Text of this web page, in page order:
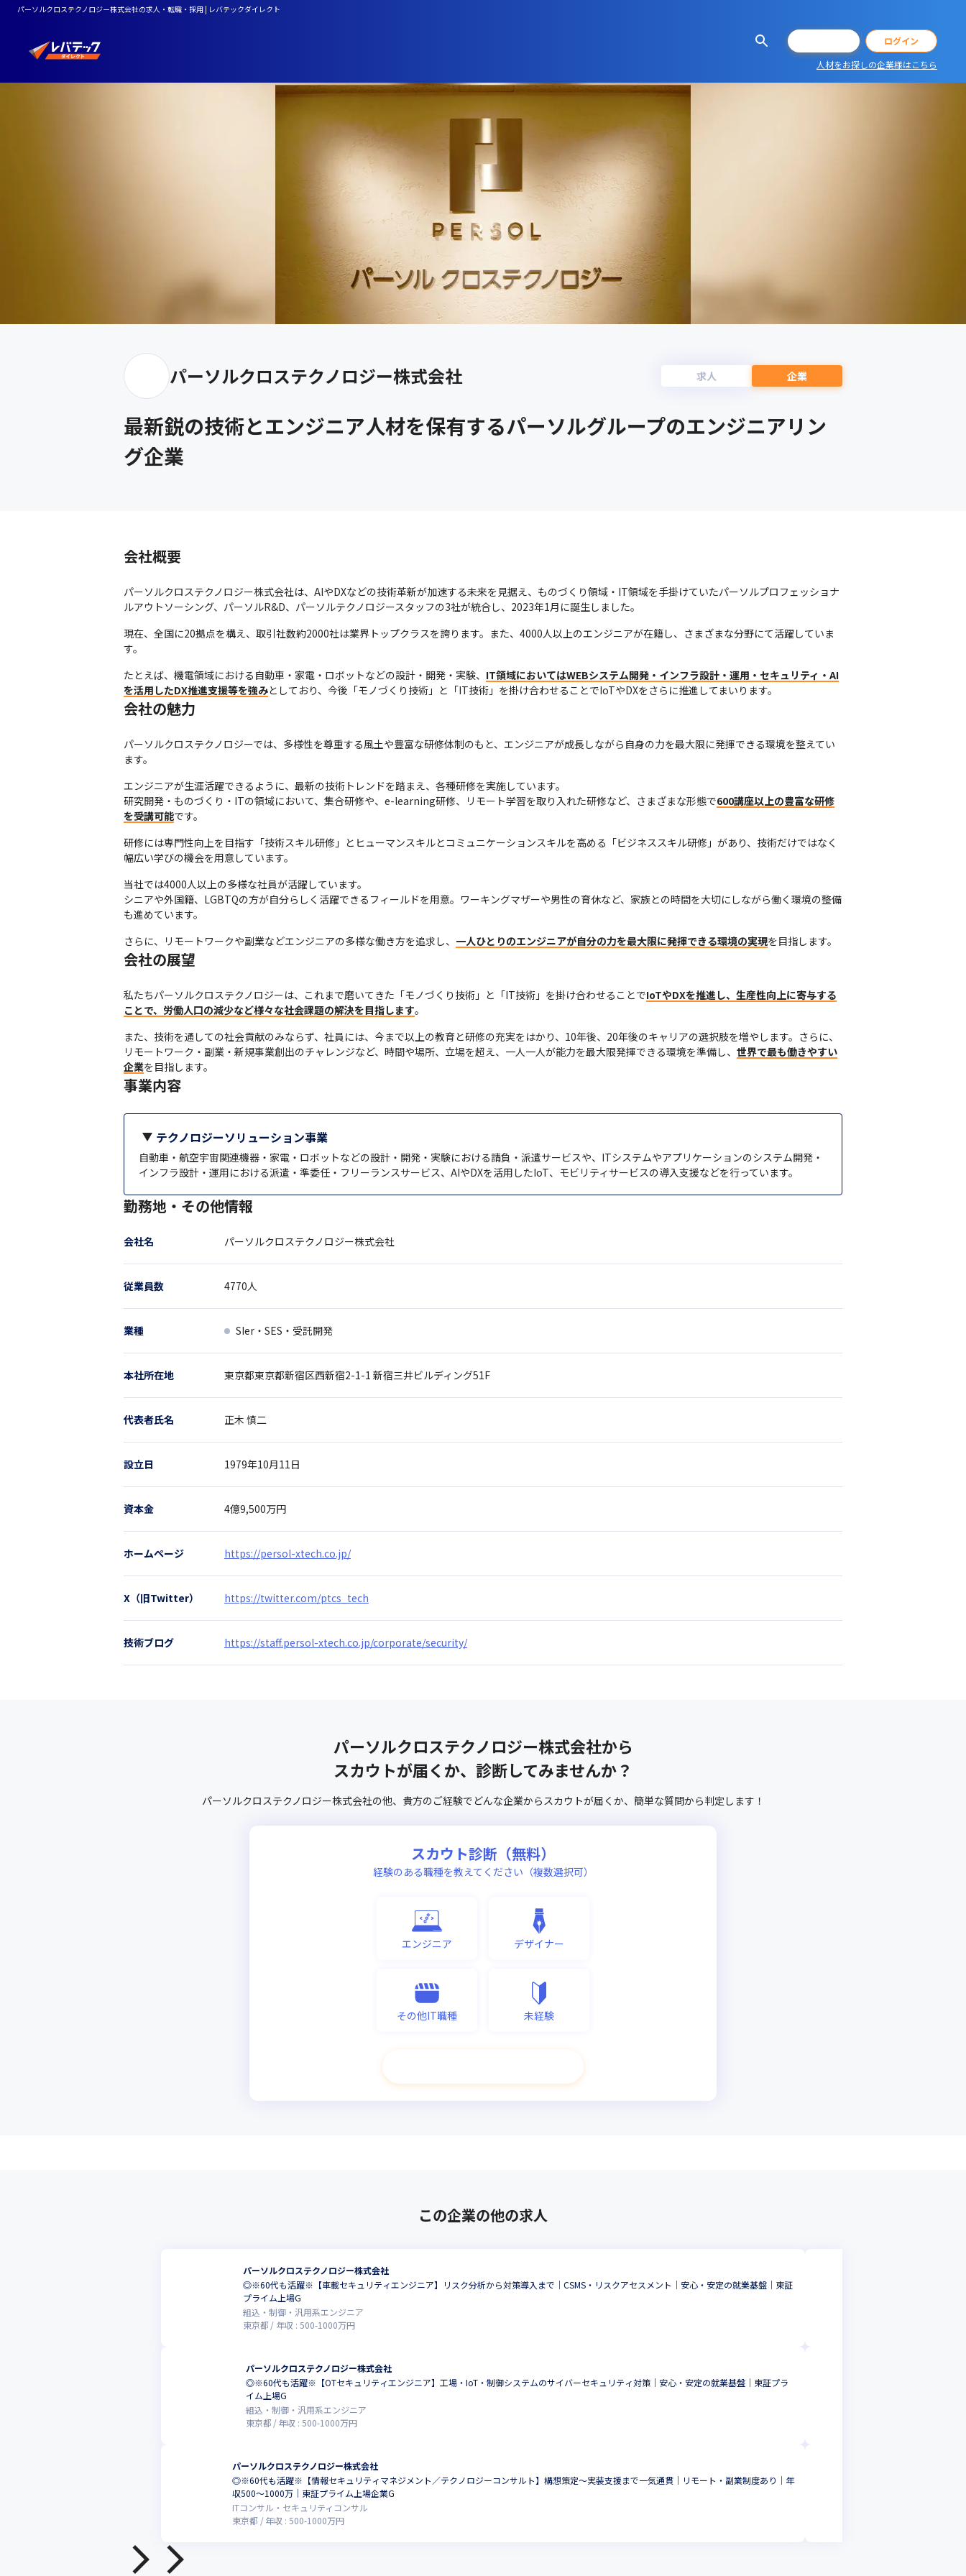
パーソルクロステクノロジー株式会社の求人・転職・採用 | レバテックダイレクト
ログイン
人材をお探しの企業様はこちら
パーソルクロステクノロジー株式会社 求人 企業
最新鋭の技術とエンジニア人材を保有するパーソルグループのエンジニアリン
グ企業
会社概要
パーソルクロステクノロジー株式会社は、AIやDXなどの技術革新が加速する未来を見据え、ものづくり領域・IT領域を手掛けていたパーソルプロフェッショナ
ルアウトソーシング、パーソルR&D、パーソルテクノロジースタッフの3社が統合し、2023年1月に誕生しました。
現在、全国に20拠点を構え、取引社数約2000社は業界トップクラスを誇ります。また、4000人以上のエンジニアが在籍し、さまざまな分野にて活躍していま
す。
たとえば、機電領域における自動車・家電・ロボットなどの設計・開発・実験、 IT領域においてはWEBシステム開発・インフラ設計・運用・セキュリティ・AI
を活用したDX推進支援等を強みとしており、今後「モノづくり技術」と「IT技術」を掛け合わせることでIoTやDXをさらに推進してまいります。
会社の魅力
パーソルクロステクノロジーでは、多様性を尊重する風土や豊富な研修体制のもと、エンジニアが成長しながら自身の力を最大限に発揮できる環境を整えてい
ます。
エンジニアが生涯活躍できるように、最新の技術トレンドを踏まえ、各種研修を実施しています。
研究開発・ものづくり・ITの領域において、集合研修や、e-learning研修、リモート学習を取り入れた研修など、さまざまな形態で600講座以上の豊富な研修
を受講可能です。
研修には専門性向上を目指す「技術スキル研修」とヒューマンスキルとコミュニケーションスキルを高める「ビジネススキル研修」があり、技術だけではなく
幅広い学びの機会を用意しています。
当社では4000人以上の多様な社員が活躍しています。
シニアや外国籍、LGBTQの方が自分らしく活躍できるフィールドを用意。ワーキングマザーや男性の育休など、家族との時間を大切にしながら働く環境の整備
も進めています。
さらに、リモートワークや副業などエンジニアの多様な働き方を追求し、 一人ひとりのエンジニアが自分の力を最大限に発揮できる環境の実現を目指します。
会社の展望
私たちパーソルクロステクノロジーは、これまで磨いてきた「モノづくり技術」と「IT技術」を掛け合わせることでIoTやDXを推進し、生産性向上に寄与する
ことで、労働人口の減少など様々な社会課題の解決を目指します。
また、技術を通しての社会貢献のみならず、社員には、今まで以上の教育と研修の充実をはかり、10年後、20年後のキャリアの選択肢を増やします。さらに、
リモートワーク・副業・新規事業創出のチャレンジなど、時間や場所、立場を超え、一人一人が能力を最大限発揮できる環境を準備し、 世界で最も働きやすい
企業を目指します。
事業内容
テクノロジーソリューション事業
自動車・航空宇宙関連機器・家電・ロボットなどの設計・開発・実験における請負・派遣サービスや、ITシステムやアプリケーションのシステム開発・
インフラ設計・運用における派遣・準委任・フリーランスサービス、AIやDXを活用したIoT、モビリティサービスの導入支援などを行っています。
勤務地・その他情報
会社名 パーソルクロステクノロジー株式会社
従業員数 4770人
業種 SIer・SES・受託開発
本社所在地 東京都東京都新宿区西新宿2-1-1 新宿三井ビルディング51F
代表者氏名 正木 慎二
設立日 1979年10月11日
資本金 4億9,500万円
ホームページ https://persol-xtech.co.jp/
X（旧Twitter） https://twitter.com/ptcs_tech
技術ブログ https://staff.persol-xtech.co.jp/corporate/security/
パーソルクロステクノロジー株式会社から
スカウトが届くか、診断してみませんか？
パーソルクロステクノロジー株式会社の他、 貴方のご経験でどんな企業からスカウトが届くか、 簡単な質問から判定します！
スカウト診断（無料）
経験のある職種を教えてください（複数選択可）
エンジニア デザイナー
その他IT職種 未経験
この企業の他の求人
パーソルクロステクノロジー株式会社
◎※60代も活躍※【車載セキュリティエンジニア】リスク分析から対策導入まで｜CSMS・リスクアセスメント｜安心・安定の就業基盤｜東証
プライム上場G
組込・制御・汎用系エンジニア
東京都
年収 : 500-1000万円
パーソルクロステクノロジー株式会社
◎※60代も活躍※【OTセキュリティエンジニア】工場・IoT・制御システムのサイバーセキュリティ対策｜安心・安定の就業基盤｜東証プラ
イム上場G
組込・制御・汎用系エンジニア
東京都
年収 :500-1000万円
パーソルクロステクノロジー株式会社
◎※60代も活躍※【情報セキュリティマネジメント／テクノロジーコンサルト】構想策定～実装支援まで一気通貫｜リモート・副業制度あり｜年
収500～1000万｜東証プライム上場企業G
ITコンサル・セキュリティコンサル
東京都
年収 : 500-1000万円